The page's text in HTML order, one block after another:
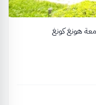
هونغ كونغ